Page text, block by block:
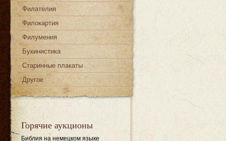
Филателия
Филокартия
Филумения
Букинистика
Старинные плакаты
Другое
Горячие аукционы
Библия на немецком языке